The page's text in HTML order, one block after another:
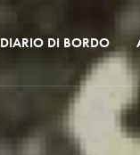
DIARIO DI BORDO